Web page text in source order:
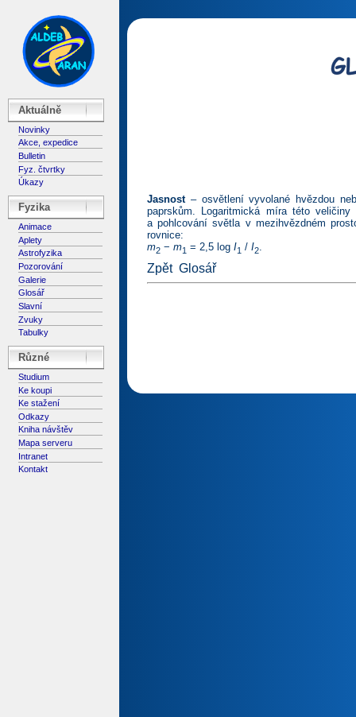
Aktuálně
Novinky
Akce, expedice
Bulletin
Fyz. čtvrtky
Úkazy
Fyzika
Animace
Aplety
Astrofyzika
Pozorování
Galerie
Glosář
Slavní
Zvuky
Tabulky
Různé
Studium
Ke koupi
Ke stažení
Odkazy
Kniha návštěv
Mapa serveru
Intranet
Kontakt
Jasnost– osvětlení vyvolané hvězdou
paprskům. Logaritmická míra této
a pohlcování světla v mezihvězdném
rovnice:
m2 − m1 = 2,5 log I1 / I2
Zpět Glosář